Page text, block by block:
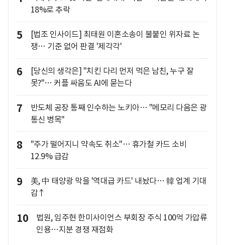
18%로 추락
5
[법조 인사이드] 최태원 이혼소송이 불붙인 위자료 논
쟁… 기준 없어 판결 '제각각'
6
[당신의 생각은] "치킨 다리 먼저 먹은 남친, 누구 잘
못?"… 커플 싸움도 AI에 묻는다
7
반도체 공장 통째 인수하는 노키아… "메모리 다음은 광
통신 병목"
8
"주가 떨어지니 약속도 취소"… 휴가철 카드 소비
12.9% 급감
9
美, 中 태양광 막을 '역대급 카드' 내놨다… 韓 업계 기대
감↑
10
법원, 임주현 한미사이언스 부회장 주식 100억 가압류
인용…지분 경쟁 재점화